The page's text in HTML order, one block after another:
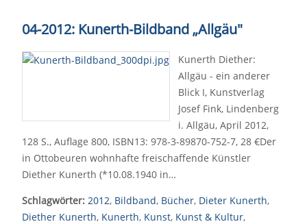
04-2012: Kunerth-Bildband „Allgäu"
Kunerth Diether:
Allgäu - ein anderer
Blick I, Kunstverlag
Josef Fink, Lindenberg
i. Allgäu, April 2012,
128 S., Auflage 800, ISBN13: 978-3-89870-752-7, 28 €Der
in Ottobeuren wohnhafte freischaffende Künstler
Diether Kunerth (*10.08.1940 in…
Schlagwörter: 2012, Bildband, Bücher, Dieter Kunerth,
Diether Kunerth, Kunerth, Kunst, Kunst & Kultur,